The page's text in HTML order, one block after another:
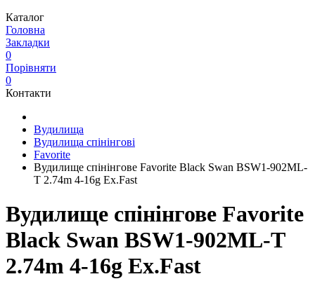
Каталог
Головна
Закладки
0
Порівняти
0
Контакти
Вудилища
Вудилища спінінгові
Favorite
Вудилище спінінгове Favorite Black Swan BSW1-902ML-
T 2.74m 4-16g Ex.Fast
Вудилище спінінгове Favorite
Black Swan BSW1-902ML-T
2.74m 4-16g Ex.Fast